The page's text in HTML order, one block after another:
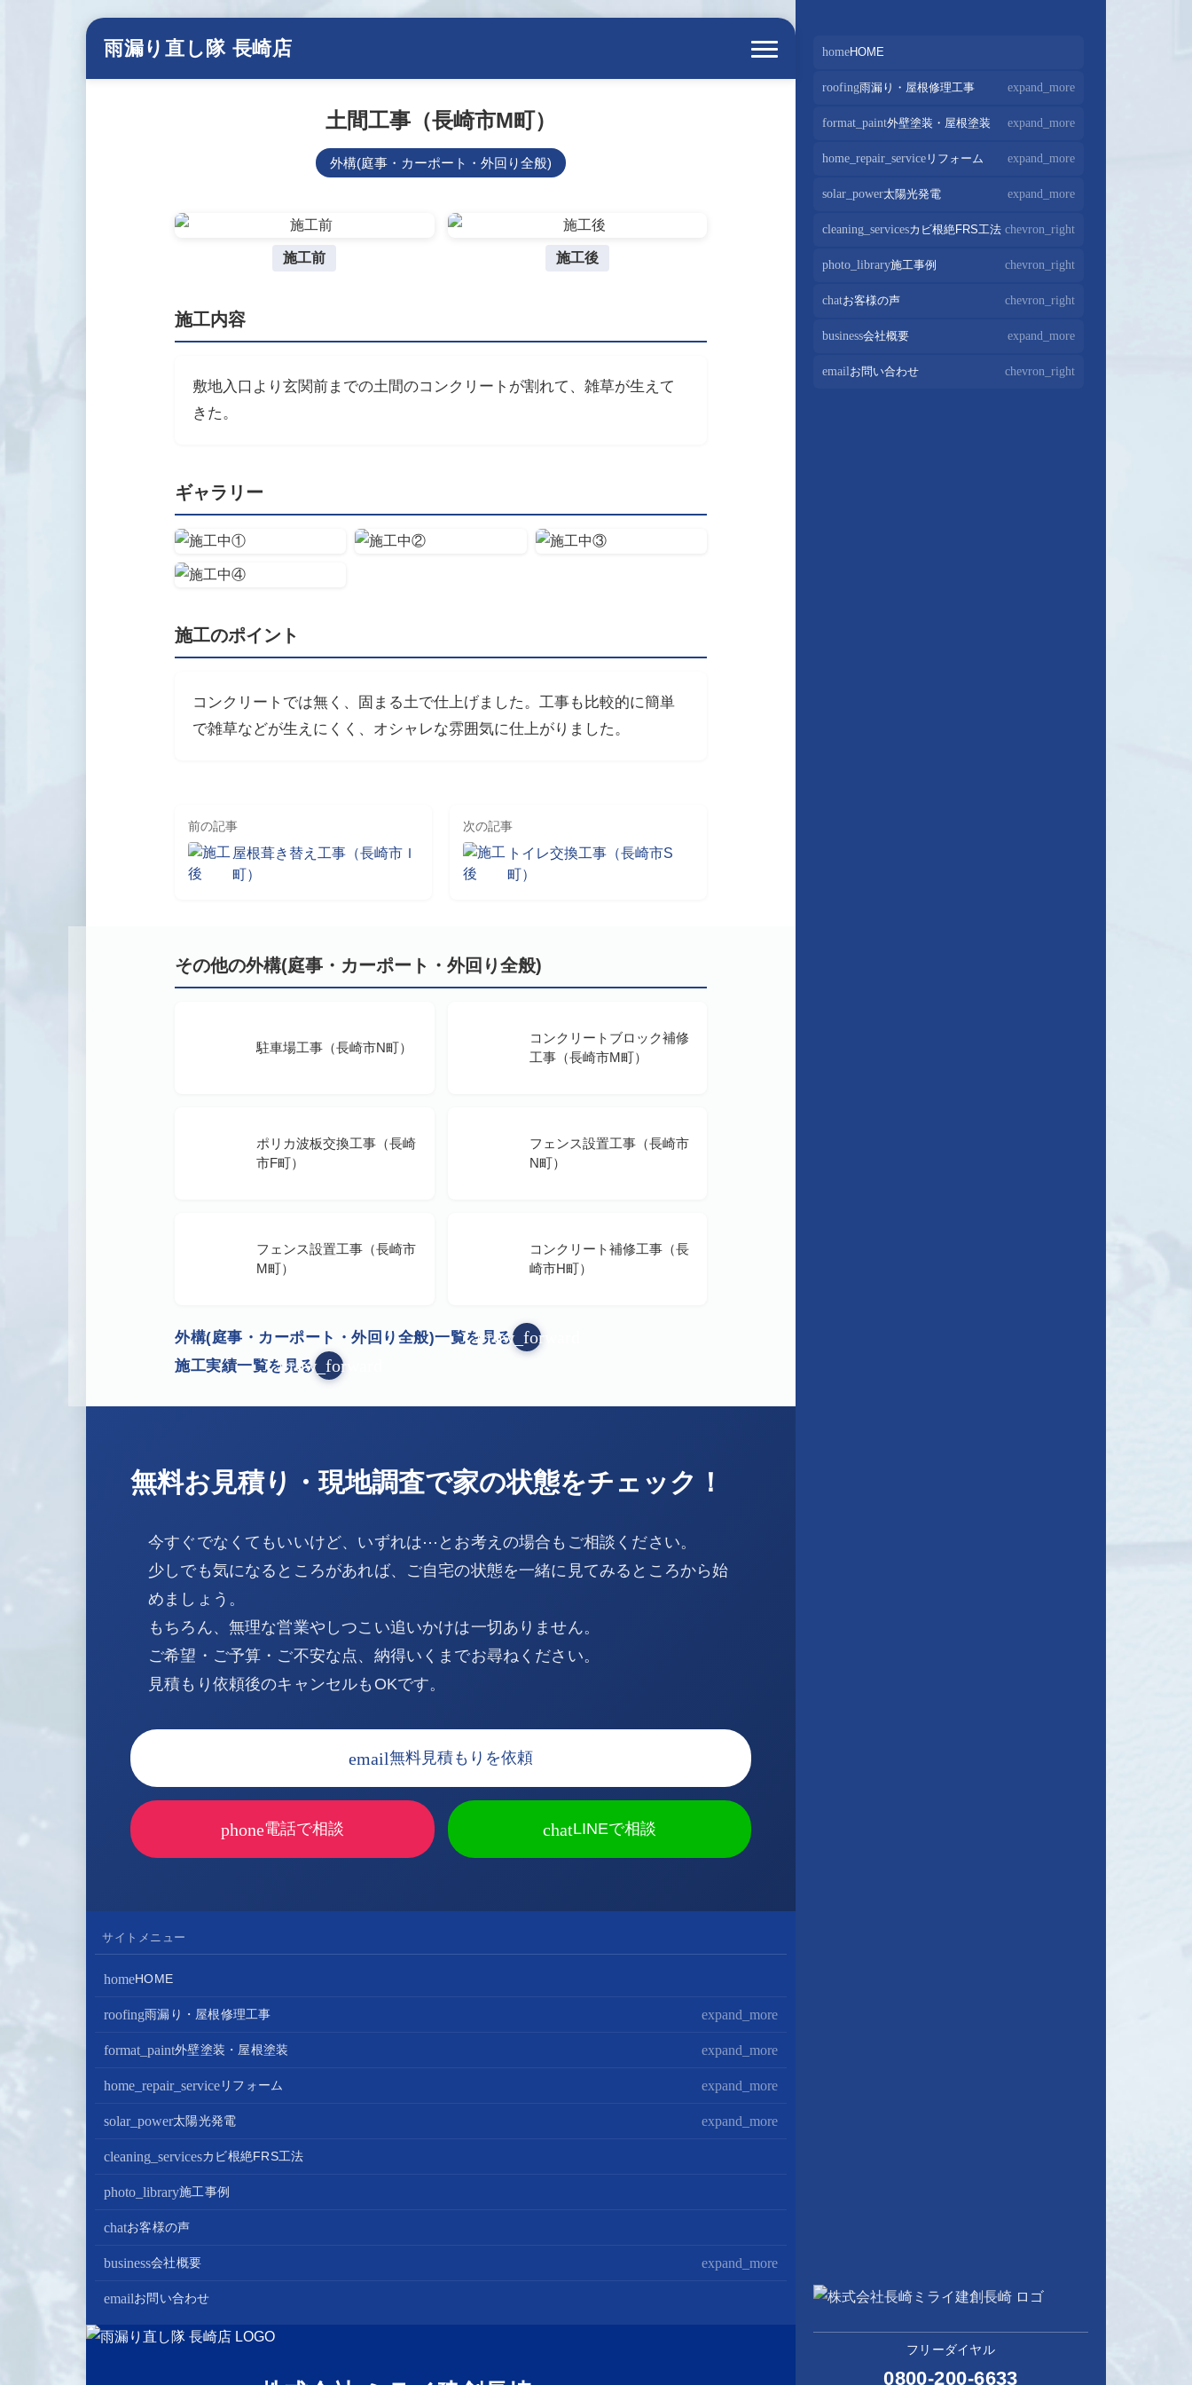
雨漏り直し隊 長崎店
土間工事（長崎市M町）
外構(庭事・カーポート・外回り全般)
施工前 施工後
施工内容
敷地入口より玄関前までの土間のコンクリートが割れて、雑草が生えて
きた。
ギャラリー
施工のポイント
コンクリートでは無く、固まる土で仕上げました。工事も比較的に簡単
で雑草などが生えにくく、オシャレな雰囲気に仕上がりました。
前の記事
屋根葺き替え工事（長崎市Ｉ
町）
次の記事
トイレ交換工事（長崎市S
町）
その他の外構(庭事・カーポート・外回り全般)
駐車場工事（長崎市N町）
コンクリートブロック補修
工事（長崎市M町）
ポリカ波板交換工事（長崎
市F町）
フェンス設置工事（長崎市
N町）
フェンス設置工事（長崎市
M町）
コンクリート補修工事（長
崎市H町）
arrow_forward
外構(庭事・カーポート・外回り全般)一覧を見る
arrow_forward
施工実績一覧を見る
無料お見積り・現地調査で家の状態をチェック！
今すぐでなくてもいいけど、いずれは⋯とお考えの場合もご相談ください。
少しでも気になるところがあれば、ご自宅の状態を一緒に見てみるところから始
めましょう。
もちろん、無理な営業やしつこい追いかけは一切ありません。
ご希望・ご予算・ご不安な点、納得いくまでお尋ねください。
見積もり依頼後のキャンセルもOKです。
email無料見積もりを依頼
phone電話で相談 chatLINEで相談
サイトメニュー
homeHOME
roofing雨漏り・屋根修理工事 expand_more
屋根修理・屋根工事
屋根カバー工法
屋根葺き替え・葺き直し
format_paint外壁塗装・屋根塗装 expand_more
外壁塗装
屋根塗装
屋根塗装+外壁塗装がお得
home_repair_serviceリフォーム expand_more
キッチンリフォーム
バスルームリフォーム
トイレリフォーム
solar_power太陽光発電 expand_more
太陽光パネル設置
蓄電池設置
cleaning_servicesカビ根絶FRS工法
photo_library施工事例
chatお客様の声
business会社概要 expand_more
会社案内
スタッフ紹介
emailお問い合わせ
homeHOME
roofing雨漏り・屋根修理工事 expand_more
屋根修理・屋根工事 chevron_right
部分屋根工事 chevron_right
棟板金包み直し工事 chevron_right
棟板金工事 chevron_right
format_paint外壁塗装・屋根塗装 expand_more
外壁塗装 chevron_right
home_repair_service リフォーム expand_more
キッチンリフォーム chevron_right
家電・設備リフォーム chevron_right
外構リフォーム chevron_right
solar_power太陽光発電 expand_more
太陽光パネル設置 chevron_right
cleaning_servicesカビ根絶FRS工法 chevron_right
photo_library施工事例 chevron_right
chatお客様の声 chevron_right
business会社概要 expand_more
会社案内 chevron_right
emailお問い合わせ chevron_right
フリーダイヤル
0800-200-6633